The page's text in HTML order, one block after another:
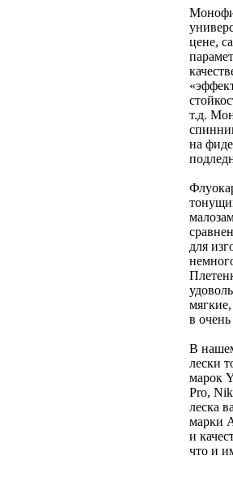
цене,
т.д.
на
для
в
В
лески
марок
Pro,
леска
марки
и
что и